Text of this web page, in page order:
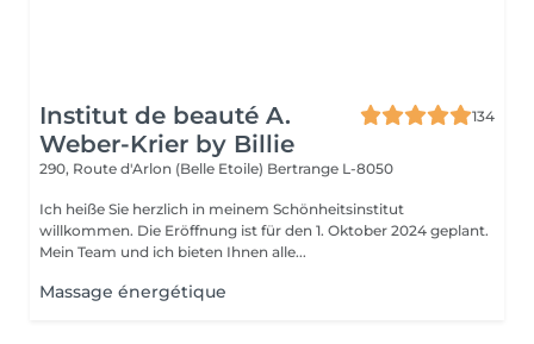
Institut de beauté A.
Weber-Krier by Billie
134
290, Route d'Arlon (Belle Etoile) Bertrange L-8050
Ich heiße Sie herzlich in meinem Schönheitsinstitut
willkommen. Die Eröffnung ist für den 1. Oktober 2024 geplant.
Mein Team und ich bieten Ihnen alle...
Massage énergétique